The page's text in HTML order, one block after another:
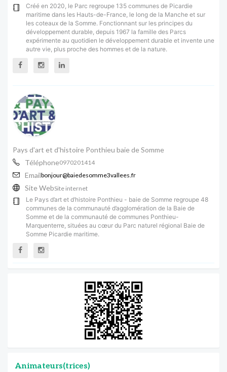
Créé en 2020, le Parc regroupe 135 communes de Picardie
maritime dans les Hauts-de-France, le long de la Manche et sur
les coteaux de la Somme. Fonctionnant sur les principes du
développement durable, depuis 1967 la famille des Parcs
expérimente au quotidien le développement durable et invente une
autre vie, plus proche des hommes et de la nature.
Pays d'art et d'histoire Ponthieu baie de Somme
Téléphone0970201414
Emailbonjour@baiedesomme3vallees.fr
Site WebSite internet
Le Pays d’art et d’histoire Ponthieu - baie de Somme regroupe 48
communes de la communauté d’agglomération de la Baie de
Somme et de la communauté de communes Ponthieu-
Marquenterre, situées au cœur du Parc naturel régional Baie de
Somme Picardie maritime.
Animateurs(trices)